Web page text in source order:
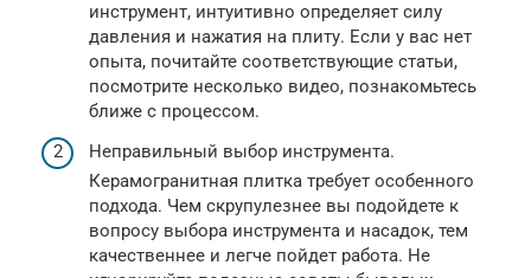
инструмент, интуитивно определяет силу
давления и нажатия на плиту. Если у вас нет
опыта, почитайте соответствующие статьи,
посмотрите несколько видео, познакомьтесь
ближе с процессом.
Неправильный выбор инструмента.
Керамогранитная плитка требует особенного
подхода. Чем скрупулезнее вы подойдете к
вопросу выбора инструмента и насадок, тем
качественнее и легче пойдет работа. Не